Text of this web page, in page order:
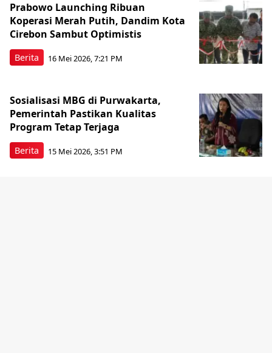
Berita
Prabowo Launching Ribuan
Koperasi Merah Putih, Dandim Kota
Cirebon Sambut Optimistis
16 Mei 2026, 7:21 PM
Berita
Sosialisasi MBG di Purwakarta,
Pemerintah Pastikan Kualitas
Program Tetap Terjaga
15 Mei 2026, 3:51 PM